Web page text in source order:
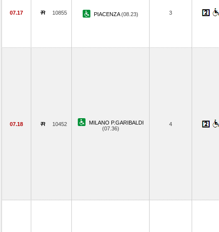
07.17 10855 PIACENZA(08.23) 3
07.18 10452
MILANO P.GARIBALDI
(07.36)
4